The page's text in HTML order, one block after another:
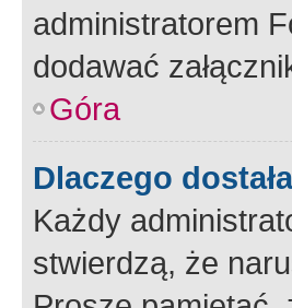
administratorem
dodawać
Góra
Dlaczego
Każdy
stwierdzą, że